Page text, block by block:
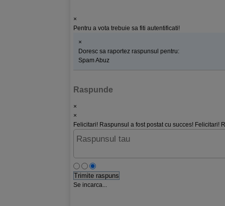
×
Pentru a vota trebuie sa fiti autentificati!
×
Doresc sa raportez raspunsul pentru:
SpamAbuz
Raspunde
×
×
Felicitari! Raspunsul a fost postat cu succes! Felicitari!
Se incarca...